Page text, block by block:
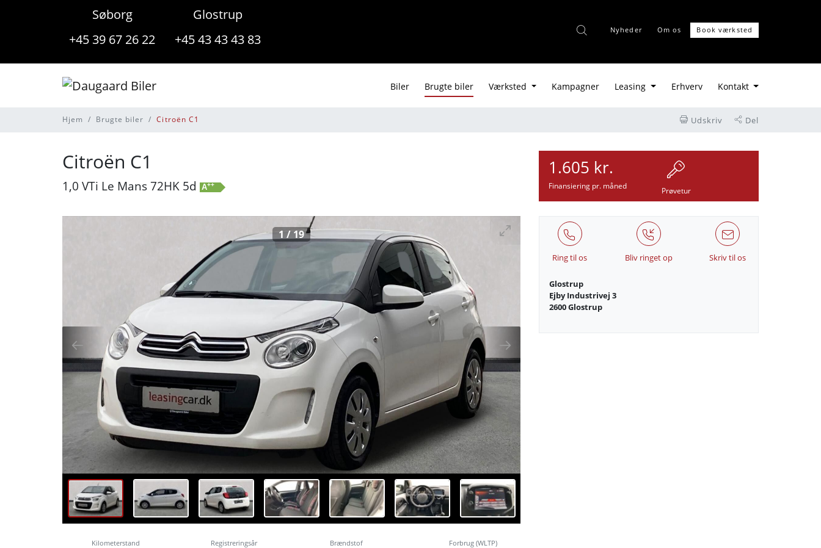
Søborg
+45 39 67 26 22
Glostrup
+45 43 43 43 83
Nyheder Om os Book værksted
Biler Brugte biler Værksted Kampagner Leasing Erhverv Kontakt
Hjem Brugte biler Citroën C1 Udskriv Del
Citroën C1
1,0 VTi Le Mans 72HK 5d A++
1.605 kr.
Finansiering pr. måned
Prøvetur
1 / 19
Kilometerstand Registreringsår Brændstof Forbrug (WLTP)
Ring til os Bliv ringet op Skriv til os
Glostrup
Ejby Industrivej 3
2600 Glostrup